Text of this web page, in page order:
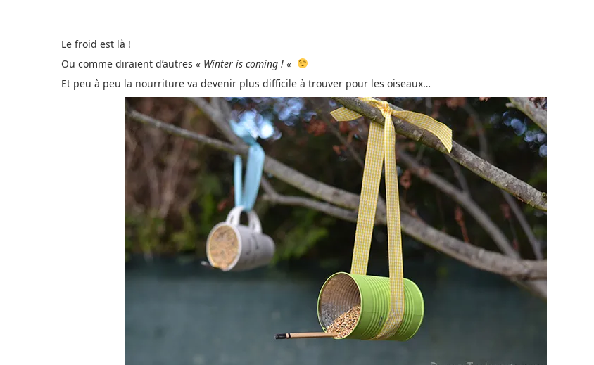
Le froid est là !
Ou comme diraient d’autres « Winter is coming ! «
Et peu à peu la nourriture va devenir plus difficile à trouver pour les oiseaux…